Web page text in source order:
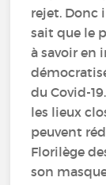
rejet. Donc
sait que le
à savoir en
du Covid-
les lieux
peuvent
Florilège
son